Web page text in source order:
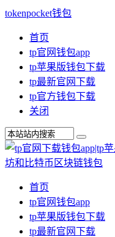
tokenpocket钱包
首页
tp官网钱包app
tp苹果版钱包下载
tp最新官网下载
tp官方钱包下载
关闭
首页
tp官网钱包app
tp苹果版钱包下载
tp最新官网下载